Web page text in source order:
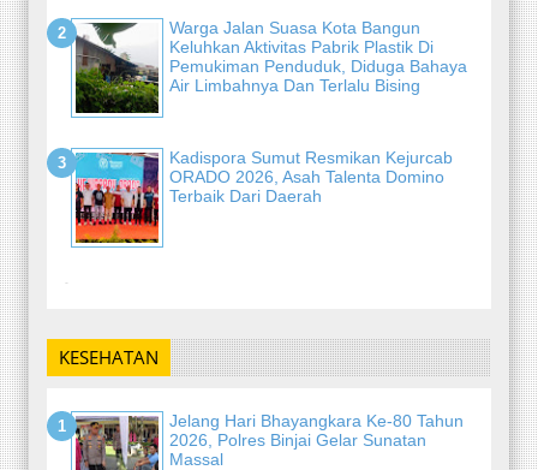
Warga Jalan Suasa Kota Bangun
Keluhkan Aktivitas Pabrik Plastik Di
Pemukiman Penduduk, Diduga Bahaya
Air Limbahnya Dan Terlalu Bising
Kadispora Sumut Resmikan Kejurcab
ORADO 2026, Asah Talenta Domino
Terbaik Dari Daerah
-
KESEHATAN
Jelang Hari Bhayangkara Ke-80 Tahun
2026, Polres Binjai Gelar Sunatan
Massal